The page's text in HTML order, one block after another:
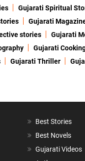
Gujarati Spiritual
Gujarati
stories
Gujarati
Gujarati
Gujarati Thriller
Best Stories
Best Novels
Gujarati Videos